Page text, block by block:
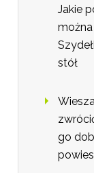
Jakie
stół
go